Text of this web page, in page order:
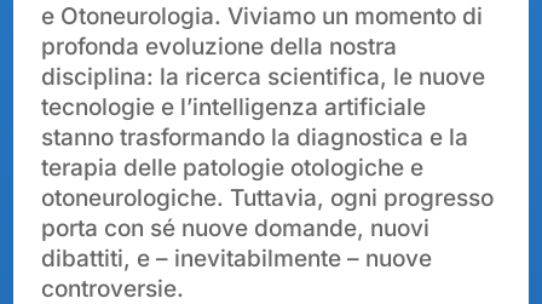
e Otoneurologia. Viviamo un momento di
profonda evoluzione della nostra
disciplina: la ricerca scientifica, le nuove
tecnologie e l’intelligenza artificiale
stanno trasformando la diagnostica e la
terapia delle patologie otologiche e
otoneurologiche. Tuttavia, ogni progresso
porta con sé nuove domande, nuovi
dibattiti, e – inevitabilmente – nuove
controversie.